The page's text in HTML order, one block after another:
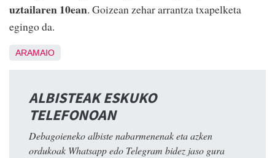
uztailaren 10ean. Goizean zehar arrantza txapelketa
egingo da.
ARAMAIO
ALBISTEAK ESKUKO
TELEFONOAN
Debagoieneko albiste nabarmenenak eta azken
ordukoak Whatsapp edo Telegram bidez jaso gura